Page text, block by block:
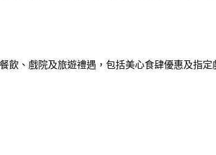
、戲院及旅遊禮遇，包括美心食肆優惠及指